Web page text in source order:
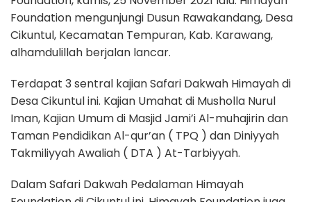
Foundation mengunjungi Dusun Rawakandang, Desa
Cikuntul, Kecamatan Tempuran, Kab. Karawang,
alhamdulillah berjalan lancar.
Terdapat 3 sentral kajian Safari Dakwah Himayah di
Desa Cikuntul ini. Kajian Umahat di Musholla Nurul
Iman, Kajian Umum di Masjid Jami’i Al-muhajirin dan
Taman Pendidikan Al-qur’an ( TPQ ) dan Diniyyah
Takmiliyyah Awaliah ( DTA ) At-Tarbiyyah.
Dalam Safari Dakwah Pedalaman Himayah